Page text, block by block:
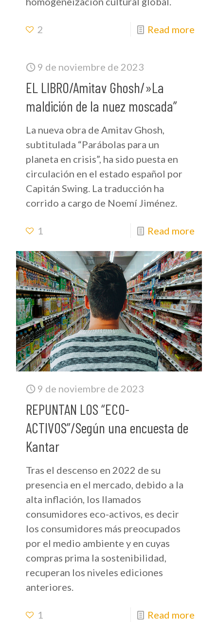
2 Read more
9 de noviembre de 2023
EL LIBRO/Amitav Ghosh/»La
maldición de la nuez moscada”
La nueva obra de Amitav Ghosh,
subtitulada “Parábolas para un
planeta en crisis”, ha sido puesta en
circulación en el estado español por
Capitán Swing. La traducción ha
corrido a cargo de Noemí Jiménez.
1 Read more
9 de noviembre de 2023
REPUNTAN LOS “ECO-
ACTIVOS”/Según una encuesta de
Kantar
Tras el descenso en 2022 de su
presencia en el mercado, debido a la
alta inflación, los llamados
consumidores eco-activos, es decir
los consumidores más preocupados
por el medio ambiente y en cuyas
compras prima la sostenibilidad,
recuperan los niveles ediciones
anteriores.
1 Read more